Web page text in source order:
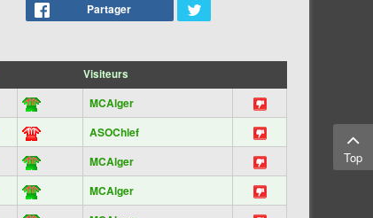
Partager
Visiteurs
MCAlger
ASOChlef
MCAlger
MCAlger
Top